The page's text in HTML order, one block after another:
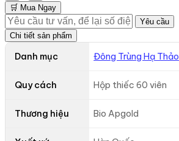
🛒 Mua Ngay
Yêu cầu
Chi tiết sản phẩm
Danh mục Đông Trùng Hạ Thảo
Quy cách Hộp thiếc 60 viên
Thương hiệu Bio Apgold